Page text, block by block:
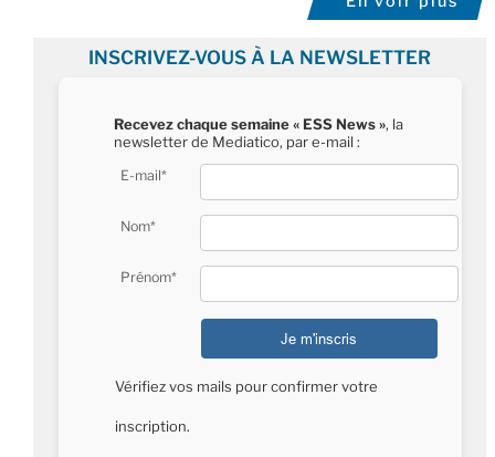
INSCRIVEZ-VOUS À LA NEWSLETTER
Recevez chaque semaine « ESS News », la
newsletter de Mediatico, par e-mail :
E-mail*
Nom*
Prénom*
Vérifiez vos mails pour confirmer votre
inscription.